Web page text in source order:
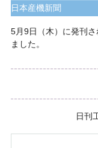
日本産機新聞
5月9日（木）に発刊
ました。
日刊